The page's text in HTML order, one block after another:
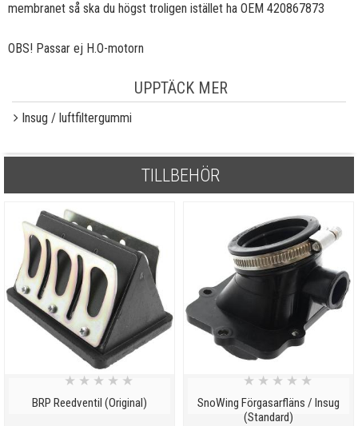
membranet så ska du högst troligen istället ha OEM 420867873
OBS! Passar ej H.O-motorn
UPPTÄCK MER
Insug / luftfiltergummi
TILLBEHÖR
BRP Reedventil (Original)
★ ★ ★ ★ ★
SnoWing Förgasarfläns / Insug
(Standard)
★ ★ ★ ★ ★